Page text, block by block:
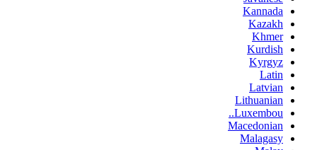
Kannada
Kazakh
Khmer
Kurdish
Kyrgyz
Latin
Latvian
Lithuanian
Luxembou..
Macedonian
Malagasy